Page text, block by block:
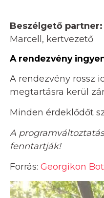
Beszélgető partner:
Marcell, kertvezető
A rendezvény
A rendezvény rossz
megtartásra kerül
Minden érdeklődőt
A
fenntartják!
Forrás: Georgikon